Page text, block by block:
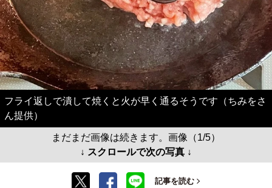
フライ返しで潰して焼くと火が早く通るそうです（ちみをさ
ん提供）
まだまだ画像は続きます。画像（1/5）
↓ スクロールで次の写真 ↓
記事を読む